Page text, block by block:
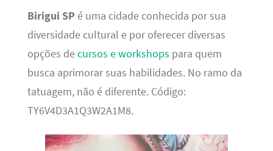
Birigui SP é uma cidade conhecida por sua
diversidade cultural e por oferecer diversas
opções decursos e workshops para quem
busca aprimorar suas habilidades. No ramo da
tatuagem, não é diferente. Código:
TY6V4D3A1Q3W2A1M8.